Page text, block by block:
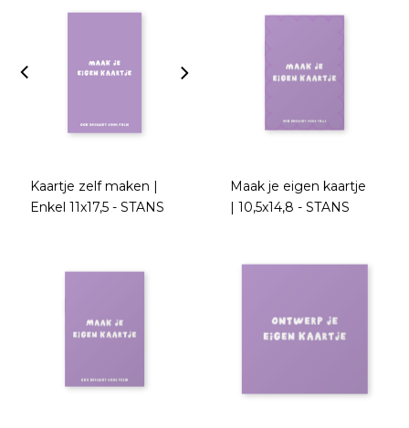
Kaartje zelf maken |
Enkel 11x17,5 - STANS
Maak je eigen kaartje
| 10,5x14,8 - STANS